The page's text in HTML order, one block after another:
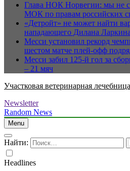
Глава НОК Норвегии: мы не
МОК по правам российских
«Детройт» не может найти
нападающего Дилана Ларкина
Месси установил рекорд
шестом матче плей‑офф
Месси забил 125-й гол за
– 21 мяч
Участковая ветеринарная лечебница
Newsletter
Random News
Menu
Найти:
Headlines